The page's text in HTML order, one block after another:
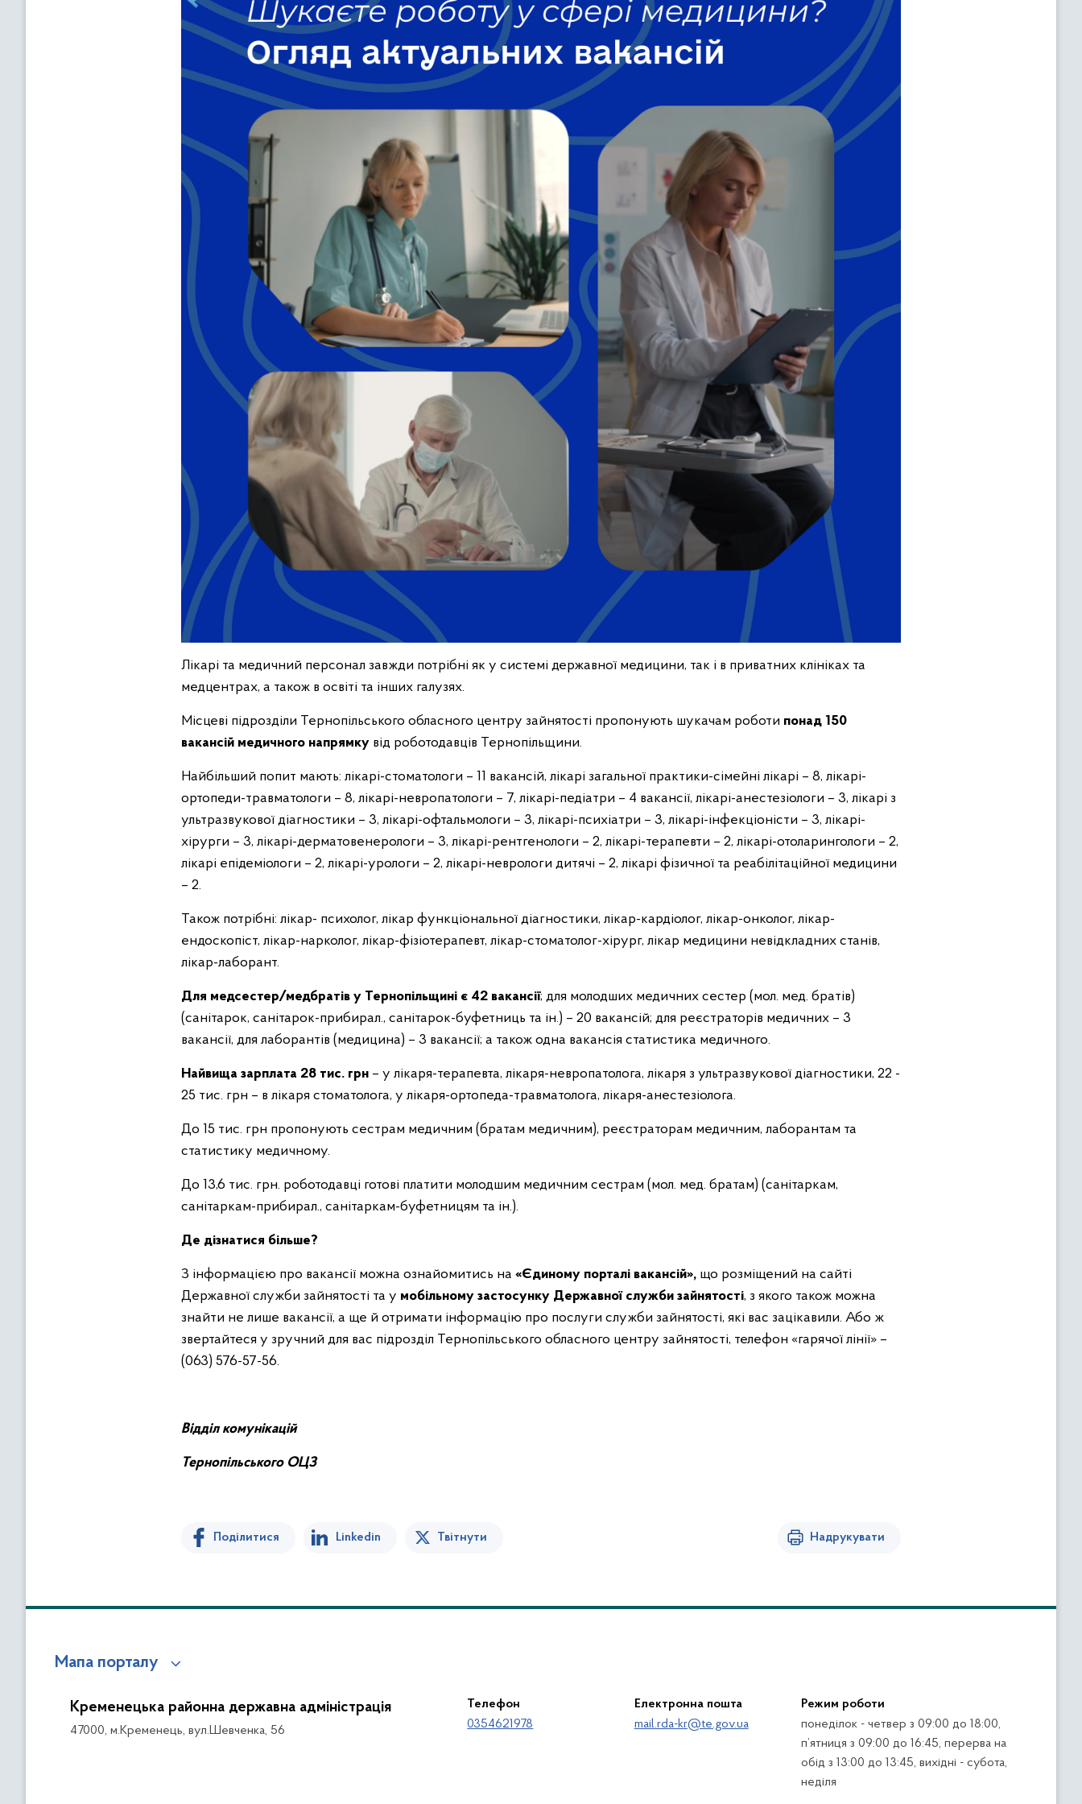
Лікарі та медичний персонал завжди потрібні як у системі державної медицини, так і в приватних клініках та
медцентрах, а також в освіті та інших галузях.
Місцеві підрозділи Тернопільського обласного центру зайнятості пропонують шукачам роботи понад 150
вакансій медичного напрямку від роботодавців Тернопільщини.
Найбільший попит мають: лікарі-стоматологи – 11 вакансій, лікарі загальної практики-сімейні лікарі – 8, лікарі-
ортопеди-травматологи – 8, лікарі-невропатологи – 7, лікарі-педіатри – 4 вакансії, лікарі-анестезіологи – 3, лікарі з
ультразвукової діагностики – 3, лікарі-офтальмологи – 3, лікарі-психіатри – 3, лікарі-інфекціоністи – 3, лікарі-
хірурги – 3, лікарі-дерматовенерологи – 3, лікарі-рентгенологи – 2, лікарі-терапевти – 2, лікарі-отоларингологи – 2,
лікарі епідеміологи – 2, лікарі-урологи – 2, лікарі-неврологи дитячі – 2, лікарі фізичної та реабілітаційної медицини
– 2.
Також потрібні: лікар- психолог, лікар функціональної діагностики, лікар-кардіолог, лікар-онколог, лікар-
ендоскопіст, лікар-нарколог, лікар-фізіотерапевт, лікар-стоматолог-хірург, лікар медицини невідкладних станів,
лікар-лаборант.
Для медсестер/медбратів y Тернопільщині є 42 вакансії; для молодших медичних сестер (мол. мед. братів)
(санітарок, санітарок-прибирал., санітарок-буфетниць та ін.) – 20 вакансій; для реєстраторів медичних – 3
вакансії, для лаборантів (медицина) – 3 вакансії; а також одна вакансія статистика медичного.
Найвища зарплата 28 тис. грн – у лікаря-терапевта, лікаря-невропатолога, лікаря з ультразвукової діагностики, 22 -
25 тис. грн – в лікаря стоматолога, у лікаря-ортопеда-травматолога, лікаря-анестезіолога.
До 15 тис. грн пропонують сестрам медичним (братам медичним), реєстраторам медичним, лаборантам та
статистику медичному.
До 13,6 тис. грн. роботодавці готові платити молодшим медичним сестрам (мол. мед. братам) (санітаркам,
санітаркам-прибирал., санітаркам-буфетницям та ін.).
Де дізнатися більше?
З інформацією про вакансії можна ознайомитись на «Єдиному порталі вакансій», що розміщений на сайті
Державної служби зайнятості та у мобільному застосунку Державної служби зайнятості, з якого також можна
знайти не лише вакансії, а ще й отримати інформацію про послуги служби зайнятості, які вас зацікавили. Або ж
звертайтеся у зручний для вас підрозділ Тернопільського обласного центру зайнятості, телефон «гарячої лінії» –
(063) 576-57-56.
Відділ комунікацій
Тернопільського ОЦЗ
Поділитися Linkedin Твітнути Надрукувати
Мапа порталу
Кременецька районна державна адміністрація
47000, м.Кременець, вул.Шевченка, 56
Телефон
0354621978
Електронна пошта
mail.rda-kr@te.gov.ua
Режим роботи
понеділок - четвер з 09:00 до 18:00,
п’ятниця з 09:00 до 16:45, перерва на
обід з 13:00 до 13:45, вихідні - субота,
неділя